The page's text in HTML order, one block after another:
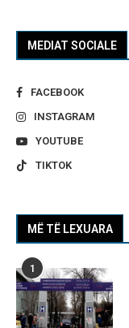
MEDIAT SOCIALE
FACEBOOK
INSTAGRAM
YOUTUBE
TIKTOK
MË TË LEXUARA
1